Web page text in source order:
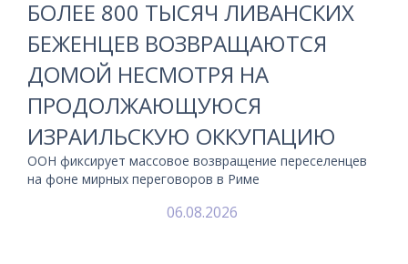
БОЛЕЕ 800 ТЫСЯЧ ЛИВАНСКИХ
БЕЖЕНЦЕВ ВОЗВРАЩАЮТСЯ
ДОМОЙ НЕСМОТРЯ НА
ПРОДОЛЖАЮЩУЮСЯ
ИЗРАИЛЬСКУЮ ОККУПАЦИЮ
ООН фиксирует массовое возвращение переселенцев
на фоне мирных переговоров в Риме
06.08.2026